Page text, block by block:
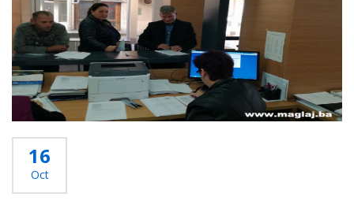
16
Oct